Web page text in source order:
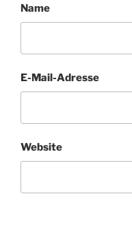
Name
E-Mail-Adresse
Website